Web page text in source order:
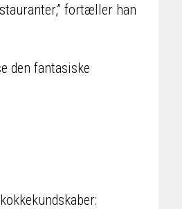
fortæller han
den fantasiske